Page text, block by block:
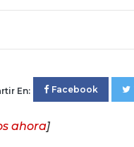
En: Facebook
ahora]